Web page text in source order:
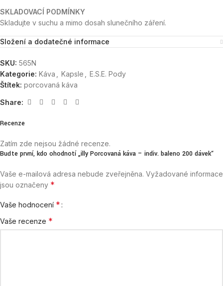
SKLADOVACÍ PODMÍNKY
Skladujte v suchu a mimo dosah slunečního záření.
Složení a dodatečné informace
SKU: 565N
Kategorie: Káva Kapsle
E.S.E. Pody
Štítek: porcovaná káva
Share:
Recenze
Zatím zde nejsou žádné recenze.
Buďte první, kdo ohodnotí „illy Porcovaná káva – indiv. baleno 200 dávek“
Vaše e-mailová adresa nebude zveřejněna. Vyžadované informace
jsou označeny *
Vaše hodnocení *
Vaše recenze *